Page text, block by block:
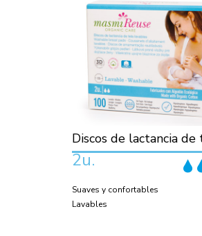
Discos de lactancia de
2u.
Suaves y confortables
Lavables